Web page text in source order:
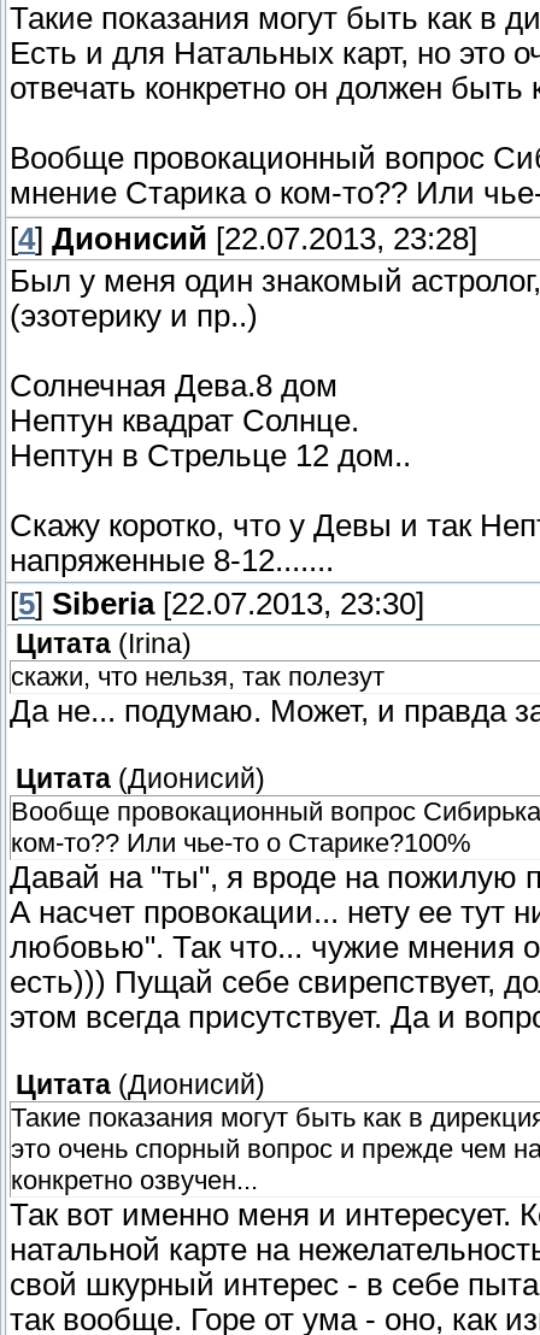
Такие показания могут быть как в
Есть и для Натальных карт, но это
отвечать конкретно он должен быть
Вообще провокационный вопрос
мнение Старика о ком-то?? Или
[4] Дионисий [22.07.2013, 23:28]
Был у меня один знакомый
(эзотерику и пр..)
Солнечная Дева.8 дом
Нептун квадрат Солнце.
Нептун в Стрельце 12 дом..
Скажу коротко, что у Девы и так
напряженные 8-12.......
[5] Siberia[22.07.2013, 23:30]
Цитата ( Irina)
скажи, что нельзя, так полезут
Да не... подумаю. Может, и правда
Цитата (Дионисий)
Вообще провокационный вопрос
ком-то?? Или чье-то о Старике?100%
Давай на "ты", я вроде на пожилую
А насчет провокации... нету ее тут
любовью". Так что... чужие мнения
есть))) Пущай себе свирепствует,
этом всегда присутствует. Да и
Цитата (Дионисий)
Такие показания могут быть как в
это очень спорный вопрос и прежде чем
конкретно озвучен...
Так вот именно меня и интересует.
натальной карте на
свой шкурный интерес - в себе
так вообще. Горе от ума - оно, как